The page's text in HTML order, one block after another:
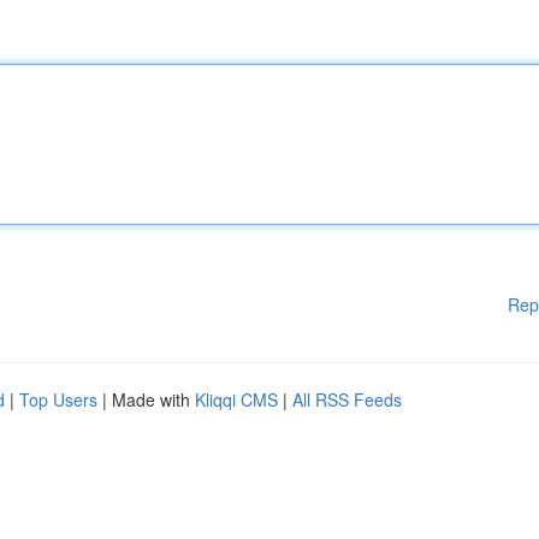
| Top Users | Made with Kliqqi CMS | All RSS Feeds